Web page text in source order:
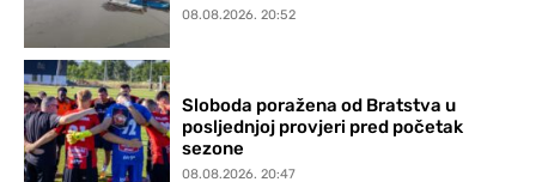
08.08.2026. 20:52
Sloboda poražena od Bratstva u
posljednjoj provjeri pred početak
sezone
08.08.2026. 20:47